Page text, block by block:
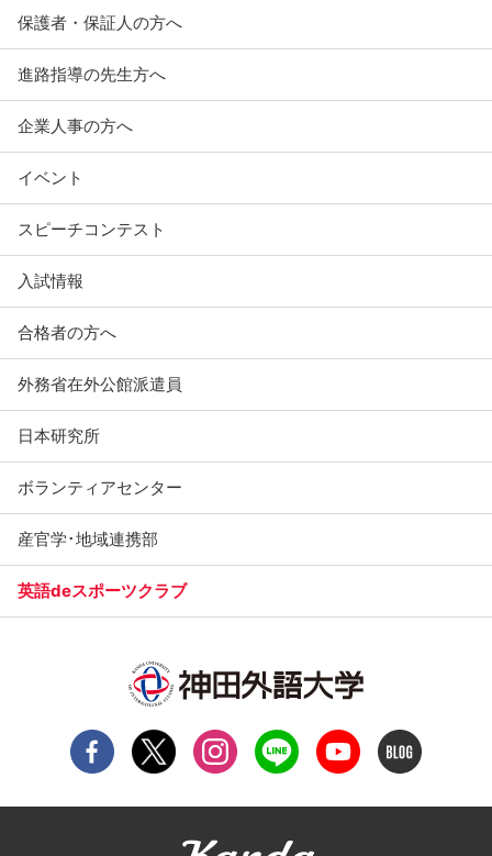
保護者・保証人の方へ
進路指導の先生方へ
企業人事の方へ
イベント
スピーチコンテスト
入試情報
合格者の方へ
外務省在外公館派遣員
日本研究所
ボランティアセンター
産官学･地域連携部
英語deスポーツクラブ